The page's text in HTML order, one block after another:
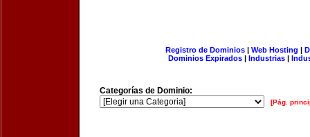
Registro de Dominios| Web Hosting |
Dominios Expirados | Industrias |
Categorías de Dominio:
[Pág.